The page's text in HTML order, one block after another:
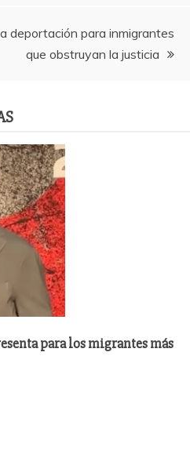
deportación para inmigrantes
que obstruyan la justicia
para los migrantes más